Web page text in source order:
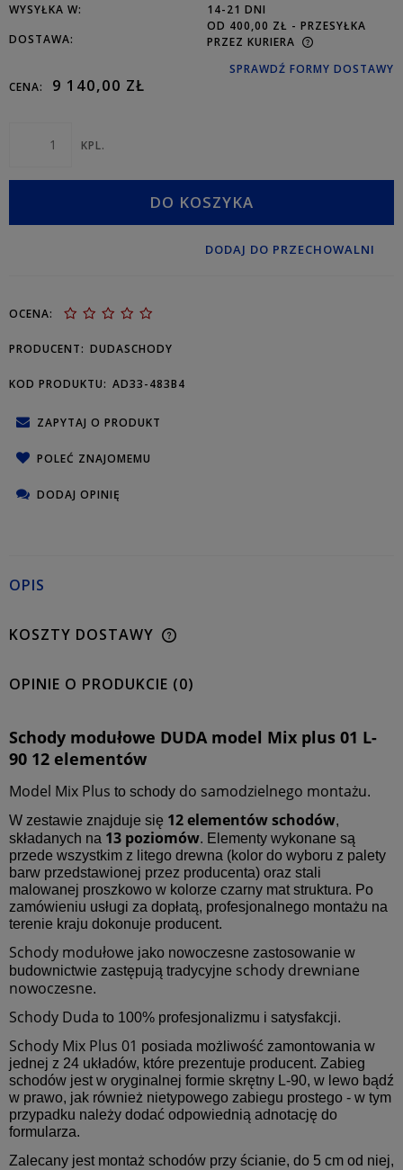
WYSYŁKA W:
14-21 DNI
DOSTAWA:
OD 400,00 ZŁ - PRZESYŁKA
PRZEZ KURIERA
SPRAWDŹ FORMY DOSTAWY
CENA:
9 140,00 ZŁ
KPL.
DO KOSZYKA
DODAJ DO PRZECHOWALNI
OCENA:
PRODUCENT: DUDASCHODY
KOD PRODUKTU: AD33-483B4
ZAPYTAJ O PRODUKT
POLEĆ ZNAJOMEMU
DODAJ OPINIĘ
OPIS
KOSZTY DOSTAWY
OPINIE O PRODUKCIE (0)
Schody modułowe DUDA model Mix plus 01 L-
90 12 elementów
Model Mix Plus to schody do samodzielnego montażu.
W zestawie znajduje się 12 elementów schodów,
składanych na 13 poziomów. Elementy wykonane są
przede wszystkim z litego drewna (kolor do wyboru z palety
barw przedstawionej przez producenta) oraz stali
malowanej proszkowo w kolorze czarny mat struktura. Po
zamówieniu usługi za dopłatą, profesjonalnego montażu na
terenie kraju dokonuje producent.
Schody modułowe jako nowoczesne zastosowanie w
budownictwie zastępują tradycyjne schody drewniane
nowoczesne.
Schody Duda to 100% profesjonalizmu i satysfakcji.
Schody Mix Plus 01 posiada możliwość zamontowania w
jednej z 24 układów, które prezentuje producent. Zabieg
schodów jest w oryginalnej formie skrętny L-90, w lewo bądź
w prawo, jak również nietypowego zabiegu prostego - w tym
przypadku należy dodać odpowiednią adnotację do
formularza.
Zalecany jest montaż schodów przy ścianie, do 5 cm od niej,